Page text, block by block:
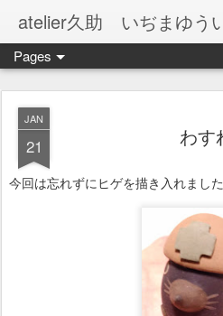
atelier久助 いぢまゆう
Pages
JAN
21 わす
今回は忘れずにヒゲを描き入れました